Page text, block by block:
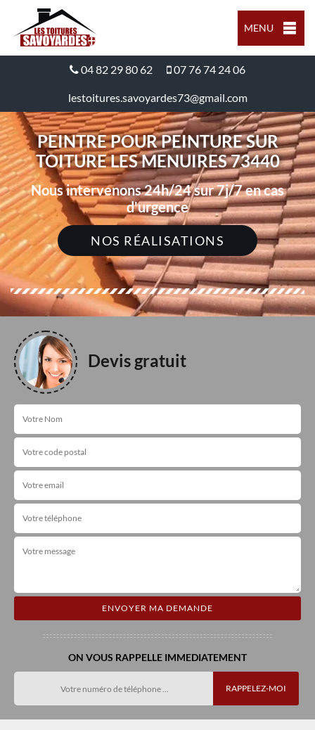
MENU
04 82 29 80 62 07 76 74 24 06
lestoitures.savoyardes73@gmail.com
PEINTRE POUR PEINTURE SUR
TOITURE LES MENUIRES 73440
Nous intervenons 24h/24 sur 7j/7 en cas
d'urgence
NOS RÉALISATIONS
Devis gratuit
ON VOUS RAPPELLE IMMEDIATEMENT